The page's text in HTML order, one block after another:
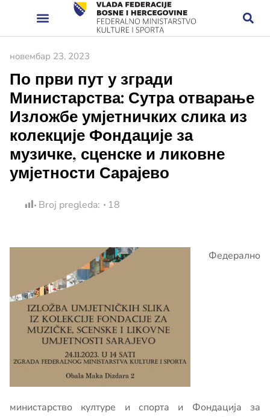
новембар 23, 2023
По први пут у згради
Министарства: Сутра отварање
Изложбе умјетничких слика из
колекције Фондације за
музичке, сценске и ликовне
умјетности Сарајево
Broj pregleda: 18
Федерално
министарство културе и спорта и Фондација за